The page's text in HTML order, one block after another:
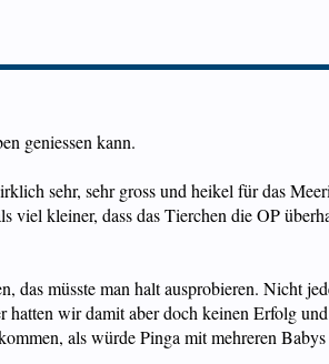
geniessen kann.
sehr, sehr gross und heikel für das
kleiner, dass das Tierchen die OP
müsste man halt ausprobieren. Nicht
wir damit aber doch keinen Erfolg
als würde Pinga mit mehreren